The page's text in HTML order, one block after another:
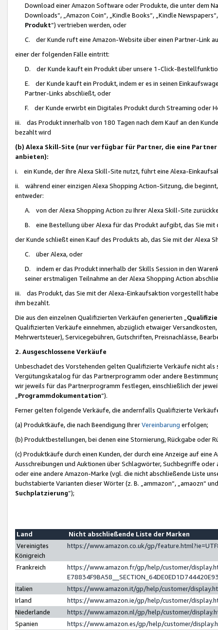
Download einer Amazon Software oder Produkte, die unter dem
Downloads“, „Amazon Coin“, „Kindle Books“, „Kindle
Produkt“) vertrieben werden, oder
C. der Kunde ruft eine Amazon-Website über einen Partner-Link
einer der folgenden Fälle eintritt:
D. der Kunde kauft ein Produkt über unsere 1-Click-
E. der Kunde kauft ein Produkt, indem er es in seinen
Partner-Links abschließt, oder
F. der Kunde erwirbt ein Digitales Produkt durch Streaming oder
iii. das Produkt innerhalb von 180 Tagen nach dem Kauf an den
bezahlt wird
(b) Alexa Skill-Site (nur verfügbar für Partner, die eine
anbieten):
i. ein Kunde, der Ihre Alexa Skill-Site nutzt, führt eine Alexa-
ii. während einer einzigen Alexa Shopping Action-Sitzung, die
entweder:
A. von der Alexa Shopping Action zu Ihrer Alexa Skill-Site
B. eine Bestellung über Alexa für das Produkt aufgibt, das Sie mit
der Kunde schließt einen Kauf des Produkts ab, das Sie mit der Alexa
C. über Alexa, oder
D. indem er das Produkt innerhalb der Skills Session in den
seiner erstmaligen Teilnahme an der Alexa Shopping Action
iii. das Produkt, das Sie mit der Alexa-Einkaufsaktion vorgestellt
ihm bezahlt.
Die aus den einzelnen Qualifizierten Verkäufen generierten „
Qualifizierten Verkäufe einnehmen, abzüglich etwaiger
Mehrwertsteuer), Servicegebühren, Gutschriften, Preisnachlässe,
2. Ausgeschlossene Verkäufe
Unbeschadet des Vorstehenden gelten Qualifizierte Verkäufe nicht
Vergütungskatalog für das Partnerprogramm oder andere
wir jeweils für das Partnerprogramm festlegen, einschließlich der
Programmdokumentation“).
Ferner gelten folgende Verkäufe, die andernfalls Qualifizierte
(a) Produktkäufe, die nach Beendigung IhrerVereinbarung erfolgen;
(b) Produktbestellungen, bei denen eine Stornierung, Rückgabe oder
(c) Produktkäufe durch einen Kunden, der durch eine Anzeige auf
Ausschreibungen und Auktionen über Schlagwörter, Suchbegriffe
oder eine andere Amazon-Marke (vgl. die nicht abschließende Liste
buchstabierte Varianten dieser Wörter (z. B. „ammazon“, „amaozn“
Suchplatzierung”);
Land
Nicht abschließende Liste der Marken
Vereinigtes
Königreich
https://www.amazon.co.uk/gp/
Frankreich
https://www.amazon.fr/gp/help/customer/
Italien
https://www.amazon.it/gp/help/customer/
Irland
https://www.amazon.ie/gp/help/customer/
Niederlande
https://www.amazon.nl/gp/help/customer/
Spanien
https://www.amazon.es/gp/help/customer/